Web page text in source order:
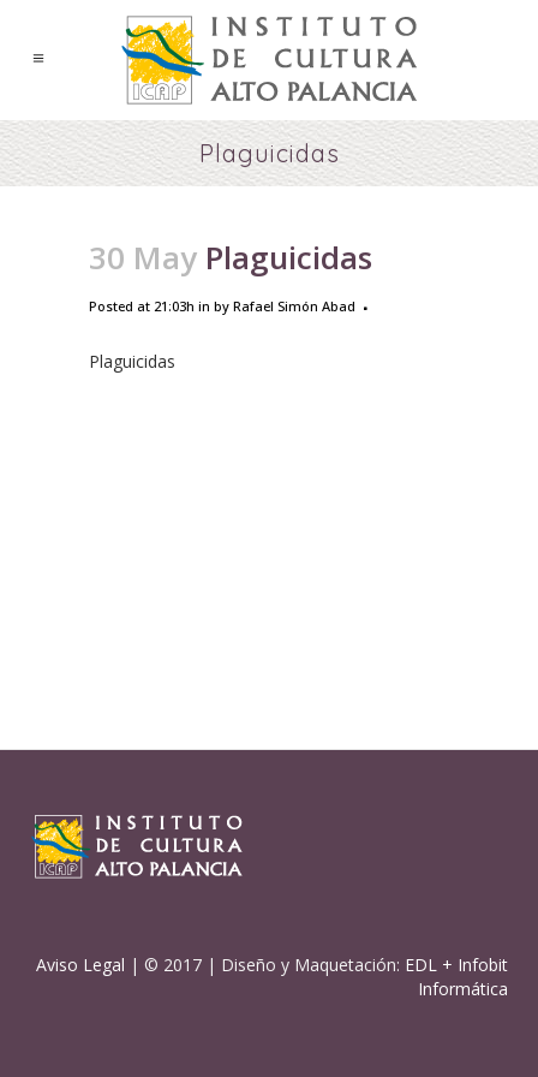
Plaguicidas
30 May Plaguicidas
Posted at 21:03h in by Rafael Simón Abad
Plaguicidas
Aviso Legal | © 2017 | Diseño y Maquetación: EDL + Infobit
Informática